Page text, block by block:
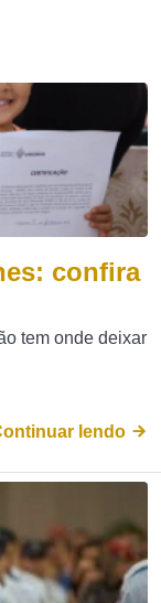
confira
tem onde deixar
lendo